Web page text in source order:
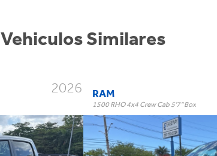
Vehiculos Similares
2026 RAM
1500 RHO 4x4 Crew Cab 5'7" Box